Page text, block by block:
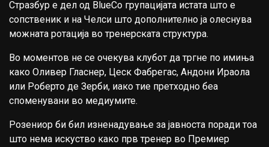
Стразбур е дел од BlueCo групацијата истата што е
сопственик и на Челси што дополнително ја олеснува
можната ротација во тренерската структура.
Во моментов не се очекува клубот да тргне по имиња
како Оливер Гласнер, Цеск Фабрегас, Андони Ираола
или Роберто де Зерби, иако тие претходно беа
споменувани во медиумите.
Розениор би бил изненадување за јавноста поради тоа
што нема искуство како прв тренер во Премиер